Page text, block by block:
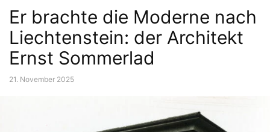
Er brachte die Moderne nach
Liechtenstein: der Architekt
Ernst Sommerlad
21. November 2025